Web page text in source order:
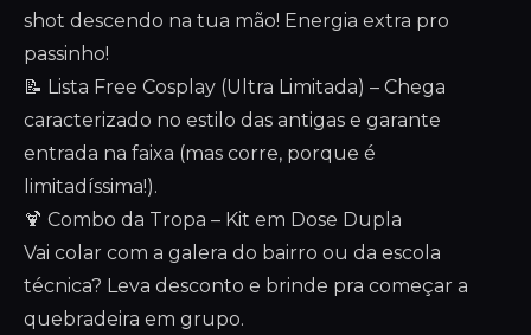
shot descendo na tua mão! Energia extra pro
passinho!
📝 Lista Free Cosplay (Ultra Limitada) – Chega
caracterizado no estilo das antigas e garante
entrada na faixa (mas corre, porque é
limitadíssima!).
🍹 Combo da Tropa – Kit em Dose Dupla
Vai colar com a galera do bairro ou da escola
técnica? Leva desconto e brinde pra começar a
quebradeira em grupo.